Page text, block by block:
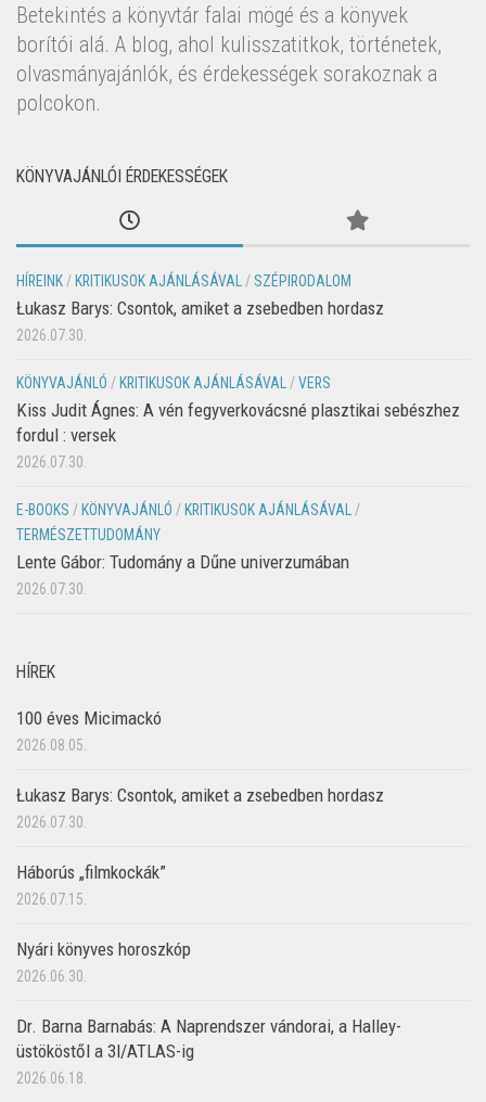
Betekintés a könyvtár falai mögé és a könyvek
borítói alá. A blog, ahol kulisszatitkok, történetek,
olvasmányajánlók, és érdekességek sorakoznak a
polcokon.
KÖNYVAJÁNLÓI ÉRDEKESSÉGEK
HÍREINK/ KRITIKUSOK AJÁNLÁSÁVAL/ SZÉPIRODALOM
Łukasz Barys: Csontok, amiket a zsebedben hordasz
2026.07.30.
KÖNYVAJÁNLÓ / KRITIKUSOK AJÁNLÁSÁVAL/VERS
Kiss Judit Ágnes: A vén fegyverkovácsné plasztikai sebészhez
fordul : versek
2026.07.30.
E-BOOKS / KÖNYVAJÁNLÓ / KRITIKUSOK AJÁNLÁSÁVAL/
TERMÉSZETTUDOMÁNY
Lente Gábor: Tudomány a Dűne univerzumában
2026.07.30.
HÍREK
100 éves Micimackó
2026.08.05.
Łukasz Barys: Csontok, amiket a zsebedben hordasz
2026.07.30.
Háborús „filmkockák”
2026.07.15.
Nyári könyves horoszkóp
2026.06.30.
Dr. Barna Barnabás: A Naprendszer vándorai, a Halley-
üstököstől a 3I/ATLAS-ig
2026.06.18.